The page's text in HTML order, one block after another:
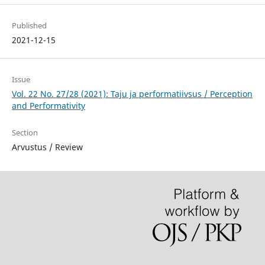
Published
2021-12-15
Issue
Vol. 22 No. 27/28 (2021): Taju ja performatiivsus / Perception
and Performativity
Section
Arvustus / Review